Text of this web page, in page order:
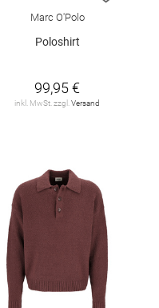
Marc O'Polo
Poloshirt
99,95 €
inkl. MwSt. zzgl. Versand